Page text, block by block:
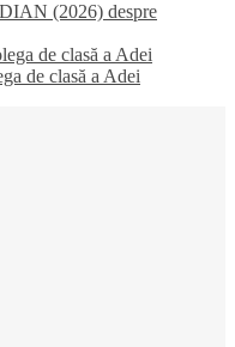
(2026) despre
de clasă a Adei
de clasă a Adei